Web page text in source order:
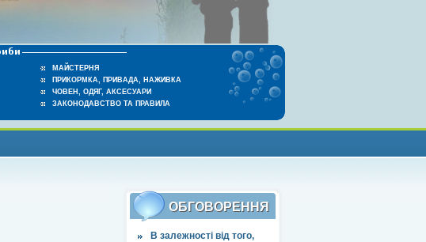
МАЙСТЕРНЯ
ПРИКОРМКА, ПРИВАДА, НАЖИВКА
ЧОВЕН, ОДЯГ, АКСЕСУАРИ
ЗАКОНОДАВСТВО ТА ПРАВИЛА
ОБГОВОРЕННЯ
В залежності від того,